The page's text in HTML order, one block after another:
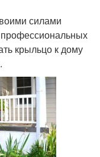
силами
крыльцо к дому